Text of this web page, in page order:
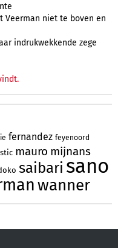
Veerman niet te boven en
indrukwekkende zege
fernandez feyenoord
mauro mijnans
saibari sano
wanner